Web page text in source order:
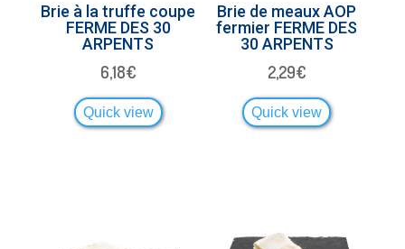
Brie à la truffe coupe
FERME DES 30
ARPENTS
6,18€
Quick view
Brie de meaux AOP
fermier FERME DES
30 ARPENTS
2,29€
Quick view